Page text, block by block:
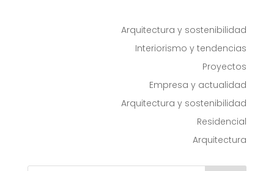
Arquitectura y sostenibilidad
Interiorismo y tendencias
Proyectos
Empresa y actualidad
Arquitectura y sostenibilidad
Residencial
Arquitectura